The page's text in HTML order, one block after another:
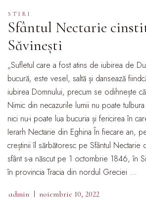
STIRI
Sfântul Nectarie
Săvinești
„Sufletul care a fost atins de iubirea de
bucură, este vesel, saltă și dansează
iubirea Domnului, precum se odihnește
Nimic din necazurile lumii nu poate
nici nu-i poate lua bucuria și fericirea în
Ierarh Nectarie din Eghina În fiecare an,
creștinii îl sărbătoresc pe Sfântul Nectarie
sfânt s-a născut pe 1 octombrie 1846, în
în provincia Tracia din nordul Greciei …
admin noiembrie 10, 2022